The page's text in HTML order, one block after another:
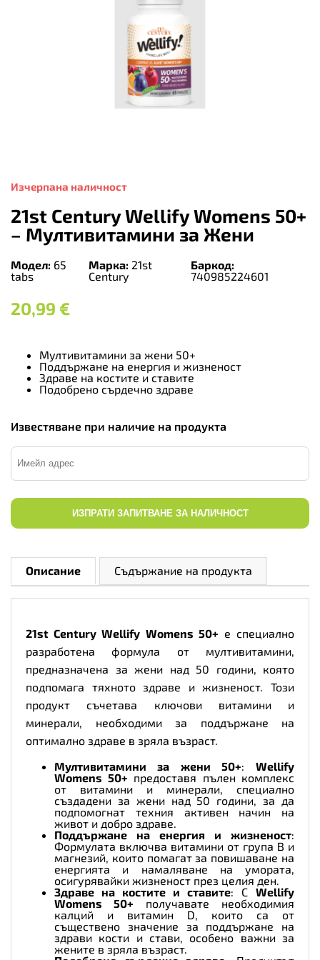
Изчерпана наличност
21st Century Wellify Womens 50+
– Мултивитамини за Жени
Модел: 65
tabs
Марка: 21st
Century
Баркод:
740985224601
20,99 €
Мултивитамини за жени 50+
Поддържане на енергия и жизненост
Здраве на костите и ставите
Подобрено сърдечно здраве
Известяване при наличие на продукта
ИЗПРАТИ ЗАПИТВАНЕ ЗА НАЛИЧНОСТ
Описание Съдържание на продукта
21st Century Wellify Womens 50+ е специално
разработена формула от мултивитамини,
предназначена за жени над 50 години, която
подпомага тяхното здраве и жизненост. Този
продукт съчетава ключови витамини и
минерали, необходими за поддържане на
оптимално здраве в зряла възраст.
Мултивитамини за жени 50+: Wellify
Womens 50+ предоставя пълен комплекс
от витамини и минерали, специално
създадени за жени над 50 години, за да
подпомогнат техния активен начин на
живот и добро здраве.
Поддържане на енергия и жизненост:
Формулата включва витамини от група B и
магнезий, които помагат за повишаване на
енергията и намаляване на умората,
осигурявайки жизненост през целия ден.
Здраве на костите и ставите: С Wellify
Womens 50+ получавате необходимия
калций и витамин D, които са от
съществено значение за поддържане на
здрави кости и стави, особено важни за
жените в зряла възраст.